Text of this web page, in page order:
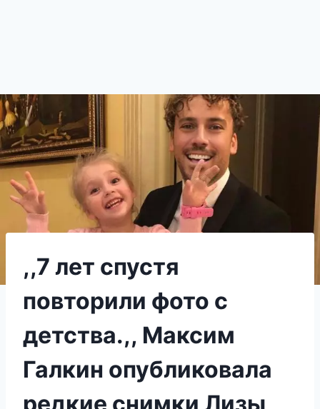
,,7 лет спустя
повторили фото с
детства.,, Максим
Галкин опубликовала
редкие снимки Лизы